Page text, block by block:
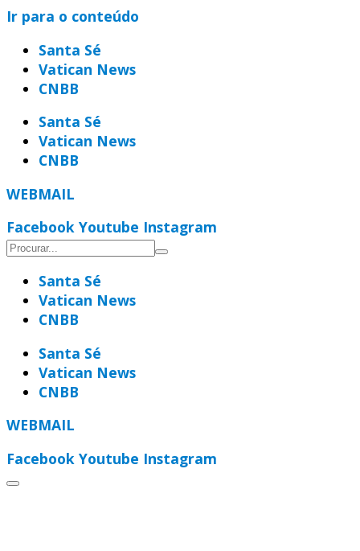
Ir para o conteúdo
Santa Sé
Vatican News
CNBB
Santa Sé
Vatican News
CNBB
WEBMAIL
Facebook Youtube Instagram
Santa Sé
Vatican News
CNBB
Santa Sé
Vatican News
CNBB
WEBMAIL
Facebook Youtube Instagram